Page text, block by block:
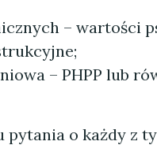
– wartości
– PHPP lub
o każdy z